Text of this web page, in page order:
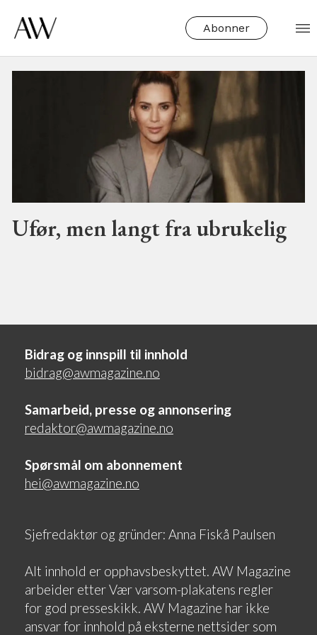
Abonner
Tag:
valeberg
Ufør, men langt fra ubrukelig
Bidrag og innspill til innhold
bidrag@awmagazine.no
Samarbeid, presse og annonsering
redaktor@awmagazine.no
Spørsmål om abonnement
hei@awmagazine.no
Sjefredaktør og gründer: Anna Fiskå Paulsen
Alt innhold er opphavsbeskyttet. AW Magazine
arbeider etter Vær varsom-plakatens regler
for god presseskikk. AW Magazine har ikke
ansvar for innhold på eksterne nettsider som